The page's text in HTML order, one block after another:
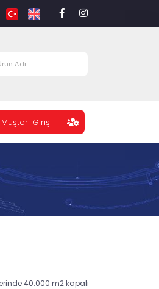
Müşteri Girişi
40.000 m2 kapalı